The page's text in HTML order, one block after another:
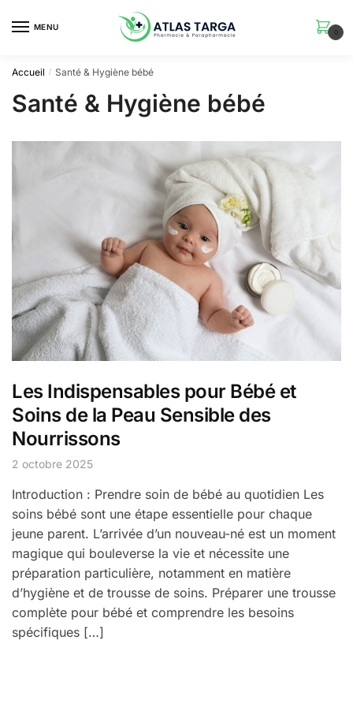
MENU
0
Accueil / Santé & Hygiène bébé
Santé & Hygiène bébé
Les Indispensables pour Bébé et
Soins de la Peau Sensible des
Nourrissons
2 octobre 2025
Introduction : Prendre soin de bébé au quotidien Les
soins bébé sont une étape essentielle pour chaque
jeune parent. L’arrivée d’un nouveau-né est un moment
magique qui bouleverse la vie et nécessite une
préparation particulière, notamment en matière
d’hygiène et de trousse de soins. Préparer une trousse
complète pour bébé et comprendre les besoins
spécifiques […]